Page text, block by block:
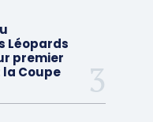
Léopards
premier
Coupe